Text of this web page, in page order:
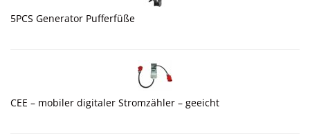
5PCS Generator Pufferfüße
CEE – mobiler digitaler Stromzähler – geeicht